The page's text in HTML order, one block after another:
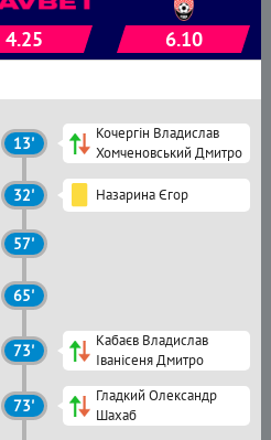
4.25 6.10
13'
Кочергін Владислав
Хомченовський Дмитро
32' Назарина Єгор
57'
65'
73'
Кабаєв Владислав
Іванісеня Дмитро
73'
Гладкий Олександр
Шахаб